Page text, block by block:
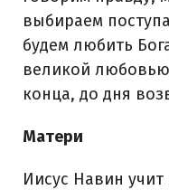
выбираем
будем любить
великой
конца, до дня
Матери
Иисус Навин